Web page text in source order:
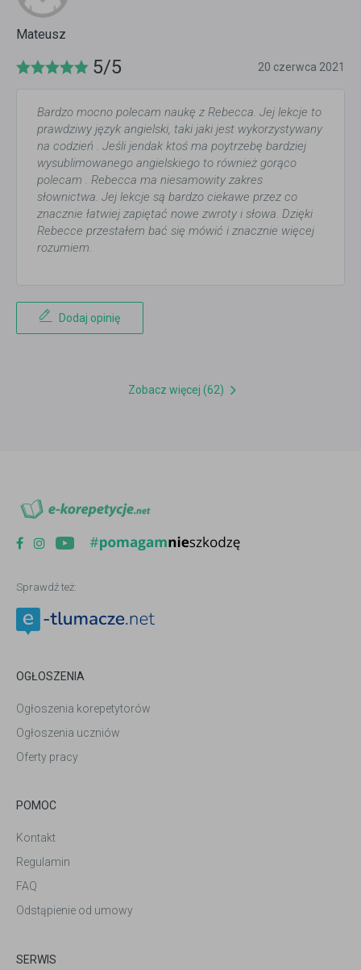
Mateusz
5/5 20 czerwca 2021
Bardzo mocno polecam naukę z Rebecca. Jej lekcje to
prawdziwy język angielski, taki jaki jest wykorzystywany
na codzień . Jeśli jendak ktoś ma poytrzebę bardziej
wysublimowanego angielskiego to również gorąco
polecam . Rebecca ma niesamowity zakres
słownictwa. Jej lekcje są bardzo ciekawe przez co
znacznie łatwiej zapiętać nowe zwroty i słowa. Dzięki
Rebecce przestałem bać się mówić i znacznie więcej
rozumiem.
Dodaj opinię
Zobacz więcej (62)
Sprawdź też:
OGŁOSZENIA
Ogłoszenia korepetytorów
Ogłoszenia uczniów
Oferty pracy
POMOC
Kontakt
Regulamin
FAQ
Odstąpienie od umowy
SERWIS